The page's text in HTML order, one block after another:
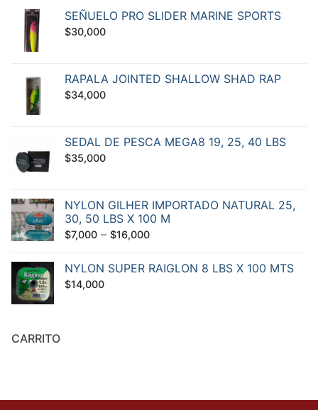
SEÑUELO PRO SLIDER MARINE SPORTS
$30,000
RAPALA JOINTED SHALLOW SHAD RAP
$34,000
SEDAL DE PESCA MEGA8 19, 25, 40 LBS
$35,000
NYLON GILHER IMPORTADO NATURAL 25,
30, 50 LBS X 100 M
$7,000 – $16,000
NYLON SUPER RAIGLON 8 LBS X 100 MTS
$14,000
CARRITO